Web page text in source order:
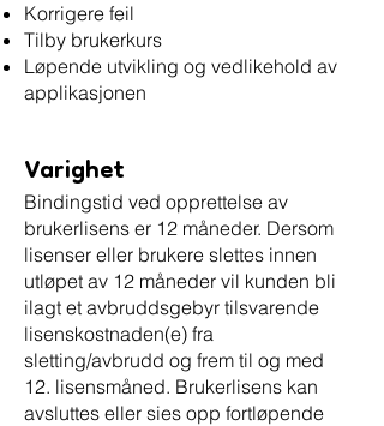
Korrigere feil
Tilby brukerkurs
Løpende utvikling og vedlikehold av
applikasjonen
Varighet
Bindingstid ved opprettelse av
brukerlisens er 12 måneder. Dersom
lisenser eller brukere slettes innen
utløpet av 12 måneder vil kunden bli
ilagt et avbruddsgebyr tilsvarende
lisenskostnaden(e) fra
sletting/avbrudd og frem til og med
12. lisensmåned. Brukerlisens kan
avsluttes eller sies opp fortløpende